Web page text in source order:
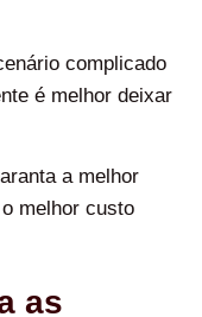
complicado
é melhor deixar
a melhor
melhor custo
as